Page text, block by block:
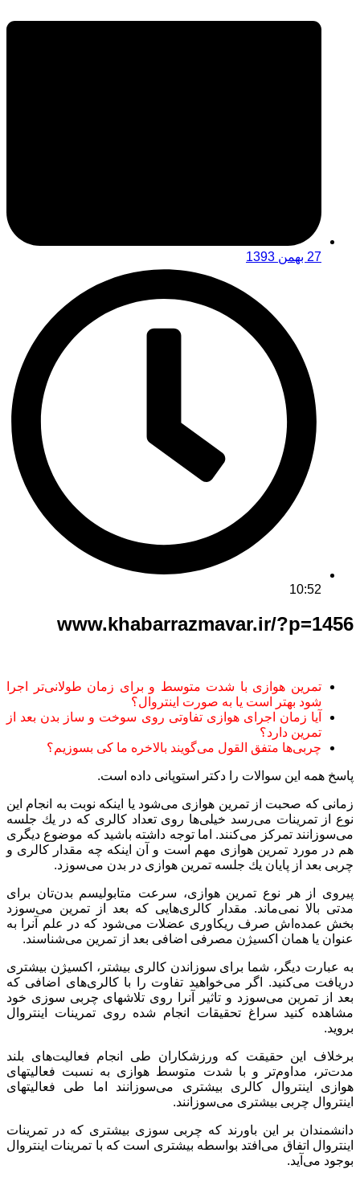
27 بهمن 1393
10:52
www.khabarrazmavar.ir/?p=1456
تمرین هوازی با شدت متوسط و برای زمان طولانی‌تر اجرا
شود بهتر است یا به صورت اینتروال؟
آیا زمان اجرای هوازی تفاوتی روی سوخت و ساز بدن بعد از
تمرین دارد؟
چربی‌ها متفق القول می‌گویند بالاخره ما كی بسوزیم؟
پاسخ همه این سوالات را دكتر استوپانی داده است.
زمانی كه صحبت از تمرین هوازی می‌شود یا اینكه نوبت به انجام این
نوع از تمرینات می‌رسد خیلی‌ها روی تعداد كالری كه در یك جلسه
می‌سوزانند تمركز می‌كنند. اما توجه داشته باشید كه موضوع دیگری
هم در مورد تمرین هوازی مهم است و آن اینكه چه مقدار كالری و
چربی بعد از پایان یك جلسه تمرین هوازی در بدن می‌سوزد.
پیروی از هر نوع تمرین هوازی، سرعت متابولیسم بدن‌تان برای
مدتی بالا نمی‌ماند. مقدار كالری‌هایی كه بعد از تمرین می‌سوزد
بخش عمده‌اش صرف ریكاوری عضلات می‌شود كه در علم آنرا به
عنوان ‌یا همان اكسیژن مصرفی اضافی بعد از تمرین می‌شناسند.
به عبارت دیگر، شما برای سوزاندن كالری بیشتر، اكسیژن بیشتری
دریافت می‌كنید. اگر می‌خواهید تفاوت را با كالری‌های اضافی كه
بعد از تمرین می‌سوزد و تاثیر آنرا روی تلاشهای چربی سوزی خود
مشاهده كنید سراغ تحقیقات انجام شده روی تمرینات اینتروال
بروید.
برخلاف این حقیقت كه ورزشكاران طی انجام فعالیت‌های بلند
مدت‌تر، مداوم‌تر و با شدت متوسط هوازی به نسبت فعالیتهای
هوازی اینتروال كالری بیشتری می‌سوزانند اما طی فعالیتهای
اینتروال چربی بیشتری می‌سوزانند.
دانشمندان بر این باورند كه چربی سوزی بیشتری كه در تمرینات
اینتروال اتفاق می‌افتد بواسطه ‌بیشتری است كه با تمرینات اینتروال
بوجود می‌آید.